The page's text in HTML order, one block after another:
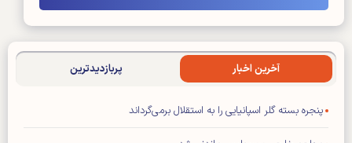
آخرین اخبار پربازدیدترین
پنجره بسته گلر اسپانیایی را به استقلال برمی‌گرداند